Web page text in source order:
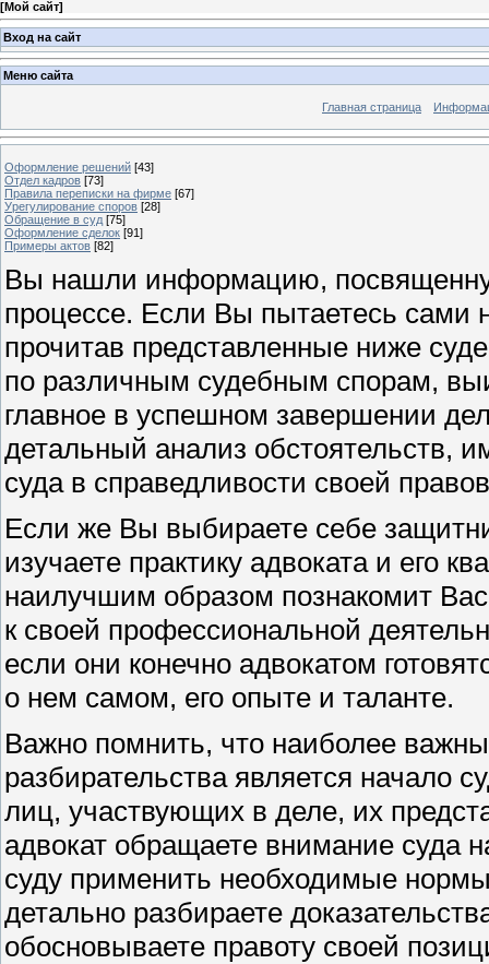
[Мой сайт]
Вход на сайт
Меню сайта
Главная страница
Оформление решений [43]
Отдел кадров [73]
Правила переписки на фирме [67]
Урегулирование споров [28]
Обращение в суд [75]
Оформление сделок [91]
Примеры актов [82]
Вы нашли информацию,
процессе. Если Вы пытаетесь сами
прочитав представленные ниже
по различным судебным спорам,
главное в успешном завершении
детальный анализ обстоятельств,
суда в справедливости своей
Если же Вы выбираете себе
изучаете практику адвоката и его
наилучшим образом познакомит
к своей профессиональной
если они конечно адвокатом
о нем самом, его опыте и таланте.
Важно помнить, что наиболее
разбирательства является начало
лиц, участвующих в деле, их
адвокат обращаете внимание суда
суду применить необходимые
детально разбираете
обосновываете правоту своей